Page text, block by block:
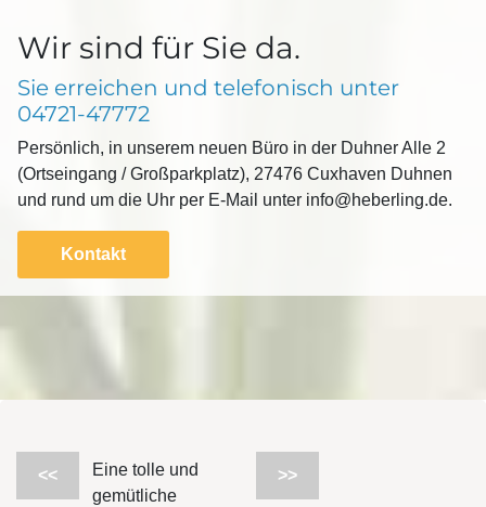
Wir sind für Sie da.
Sie erreichen und telefonisch unter
04721-47772
Persönlich, in unserem neuen Büro in der Duhner Alle 2
(Ortseingang / Großparkplatz), 27476 Cuxhaven Duhnen
und rund um die Uhr per E-Mail unter info@heberling.de.
Kontakt
<<
Eine tolle und
gemütliche
>>